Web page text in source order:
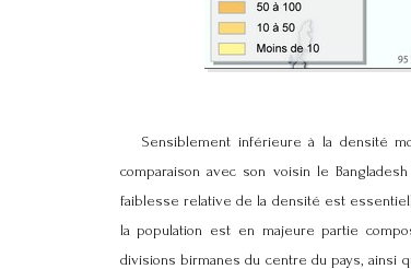
Sensiblement inférieure à la densité
comparaison avec son voisin le
faiblesse relative de la densité est
la population est en majeure partie
divisions birmanes du centre du pays, ainsi